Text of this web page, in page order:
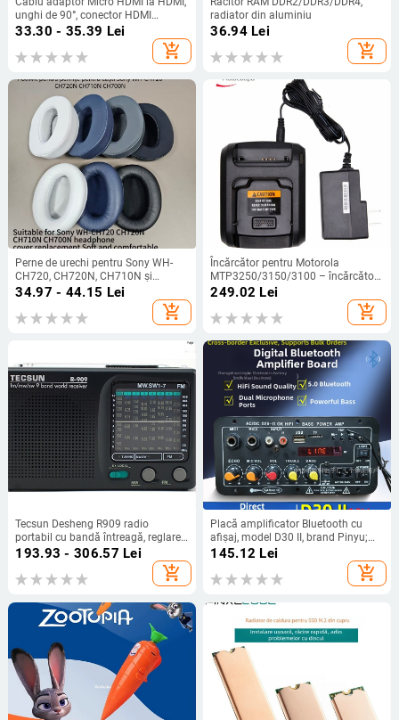
unghi de 90°, conector HDMI
femelă, pentru tablete
33.30 - 35.39 Lei
add_shopping_cart
radiator din aluminiu
36.94Lei
add_shopping_cart
Perne de urechi pentru Sony WH-
CH720, CH720N, CH710N și
CH700N – piele artificială
34.97 - 44.15 Lei
add_shopping_cart
Încărcător pentru Motorola
MTP3250/3150/3100 – încărcător
de tip stand, rezistent la praf, intrare
249.02 Lei
add_shopping_cart
Tecsun Desheng R909 radio
portabil cu bandă întreagă, reglare
manuală a stațiilor, sunet mono,
193.93 - 306.57 Lei
add_shopping_cart
Placă amplificator Bluetooth cu
afișaj, model D30 II, brand Pinyu;
Intrări Bluetooth, USB, TF, FM radio;
DC12V/AC110-240V
145.12 Lei
add_shopping_cart